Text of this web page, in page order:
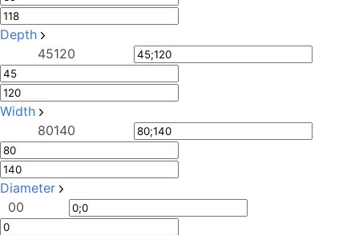
Depth
45120
Width
80140
Diameter
00